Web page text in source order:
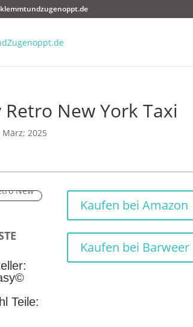
Retro New York Taxi
März; 2025
Teile:
Kaufen bei Amazon
Kaufen bei Barweer